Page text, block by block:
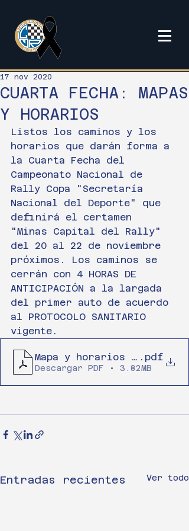
CUARTA FECHA: MAPAS
Y HORARIOS
17 nov 2020
Listos los caminos y los
horarios que darán forma a
la Cuarta Fecha del
Campeonato Nacional de
Rally Copa "Secretaría
Nacional del Deporte" que
definirá el certamen
"Minas Capital del Rally"
del 20 al 22 de noviembre
próximos. Los caminos se
cerrán con 4 HORAS DE
ANTICIPACIÓN a la largada
del primer auto de acuerdo
al PROTOCOLO SANITARIO
vigente.
Mapa y horarios (1).pdf
Descargar PDF • 3.82MB
Entradas recientes Ver todo